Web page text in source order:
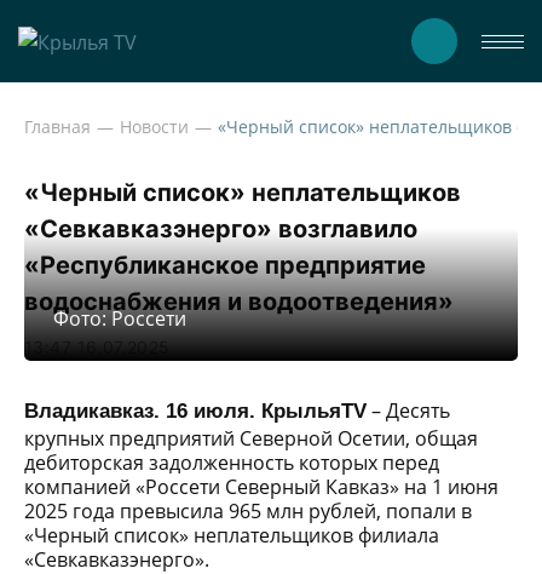
Главная Новости
«Черный список» неплательщиков
«Севкавказэнерго» возглавило
«Республиканское предприятие
водоснабжения и водоотведения»
13:47 16.07.2025
Фото: Россети
Владикавказ. 16 июля. КрыльяTV – Десять
крупных предприятий Северной Осетии, общая
дебиторская задолженность которых перед
компанией «Россети Северный Кавказ» на 1 июня
2025 года превысила 965 млн рублей, попали в
«Черный список» неплательщиков филиала
«Севкавказэнерго».